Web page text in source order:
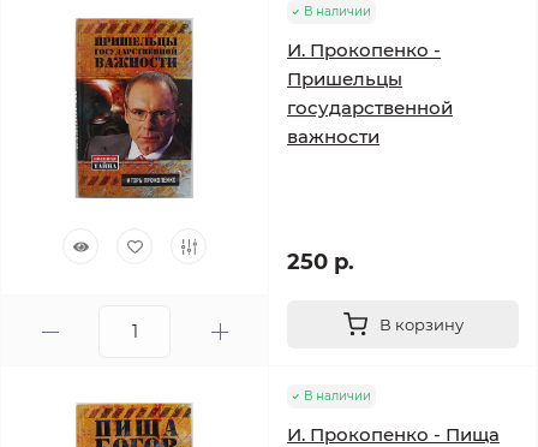
В наличии
И. Прокопенко -
Пришельцы
государственной
важности
250 р.
В корзину
В наличии
И. Прокопенко - Пища